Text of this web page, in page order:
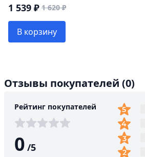
1 539 ₽ 1 620 ₽
В корзину
Отзывы покупателей (0)
Рейтинг покупателей
0 /5